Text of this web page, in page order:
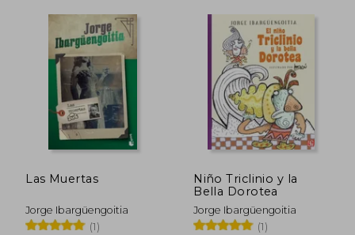
30%
dcto. S/ 48,93
30%
dcto.
Las Muertas
Jorge Ibargüengoitia
(1)
Niño Triclinio y la
Bella Dorotea
Jorge Ibargüengoitia
(1)